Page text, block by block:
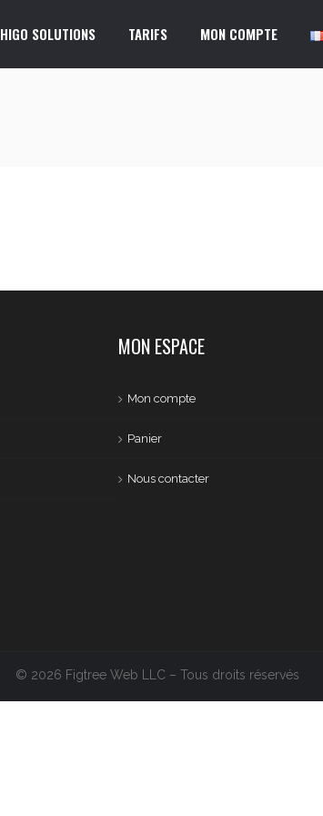
HIGO SOLUTIONS TARIFS MON COMPTE
MON ESPACE
Mon compte
Panier
Nous contacter
© 2026 Figtree Web LLC – Tous droits réservés